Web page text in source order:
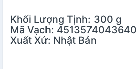
Khối Lượng Tịnh: 300 g
Mã Vạch: 4513574043640
Xuất Xứ: Nhật Bản